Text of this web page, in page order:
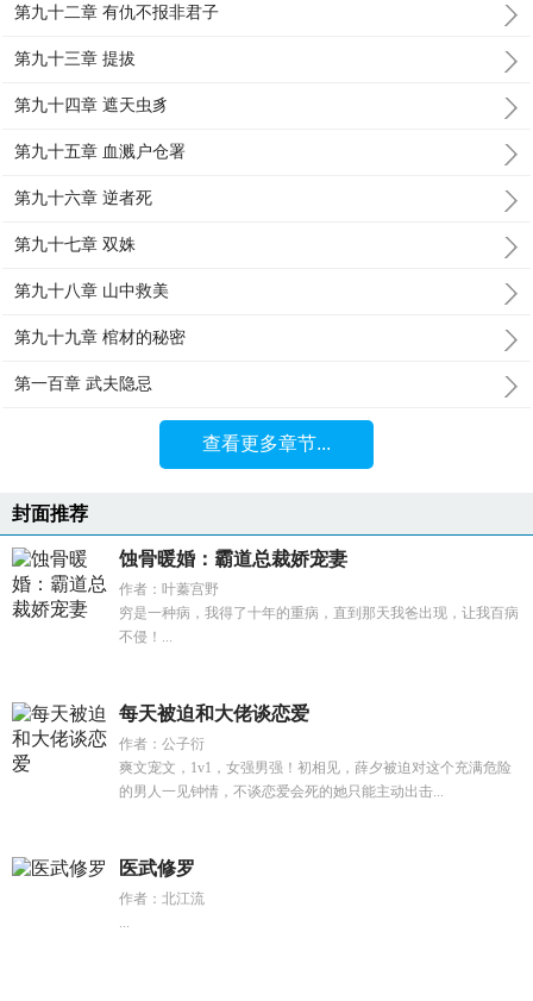
第九十二章 有仇不报非君子
第九十三章 提拔
第九十四章 遮天虫豸
第九十五章 血溅户仓署
第九十六章 逆者死
第九十七章 双姝
第九十八章 山中救美
第九十九章 棺材的秘密
第一百章 武夫隐忌
查看更多章节...
封面推荐
蚀骨暖婚：霸道总裁娇宠妻
作者：叶蓁宫野
穷是一种病，我得了十年的重病，直到那天我爸出现，让我百病
不侵！...
每天被迫和大佬谈恋爱
作者：公子衍
爽文宠文，1v1，女强男强！初相见，薛夕被迫对这个充满危险
的男人一见钟情，不谈恋爱会死的她只能主动出击...
医武修罗
作者：北江流
...